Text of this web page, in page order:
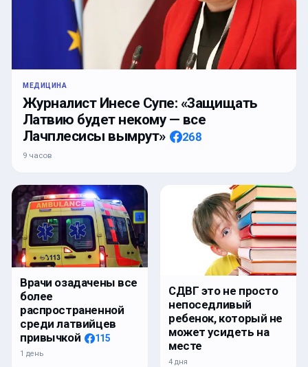
МЕДИЦИНА
Журналист Инесе Супе: «Защищать
Латвию будет некому — все
Лачплесисы вымрут»
268
9 часов
Врачи озадачены все
более
распространенной
среди латвийцев
привычкой
115
1 день
СДВГ это не просто
непоседливый
ребенок, который не
может усидеть на
месте
4 дня